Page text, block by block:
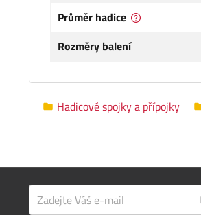
Průměr hadice
Rozměry balení
Hadicové spojky a přípojky